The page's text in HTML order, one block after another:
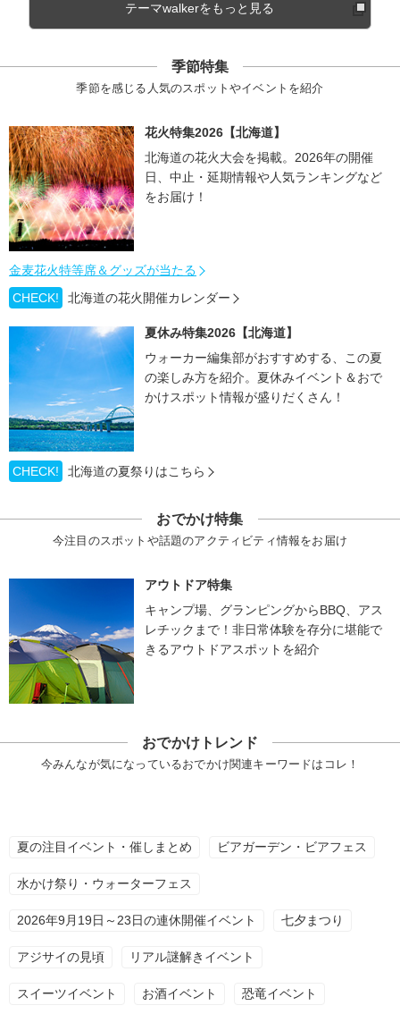
テーマwalkerをもっと見る
季節特集
季節を感じる人気のスポットやイベントを紹介
花火特集2026【北海道】
北海道の花火大会を掲載。2026年の開催
日、中止・延期情報や人気ランキングなど
をお届け！
金麦花火特等席＆グッズが当たる
CHECK!
北海道の花火開催カレンダー
夏休み特集2026【北海道】
ウォーカー編集部がおすすめする、この夏
の楽しみ方を紹介。夏休みイベント＆おで
かけスポット情報が盛りだくさん！
CHECK! 北海道の夏祭りはこちら
おでかけ特集
今注目のスポットや話題のアクティビティ情報をお届け
アウトドア特集
キャンプ場、グランピングからBBQ、アス
レチックまで！非日常体験を存分に堪能で
きるアウトドアスポットを紹介
おでかけトレンド
今みんなが気になっているおでかけ関連キーワードはコレ！
夏の注目イベント・催しまとめ ビアガーデン・ビアフェス
水かけ祭り・ウォーターフェス
2026年9月19日～23日の連休開催イベント 七夕まつり
アジサイの見頃 リアル謎解きイベント
スイーツイベント お酒イベント 恐竜イベント